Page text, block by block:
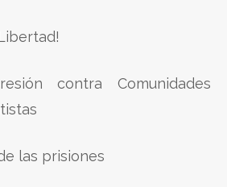
contra Comunidades
las prisiones